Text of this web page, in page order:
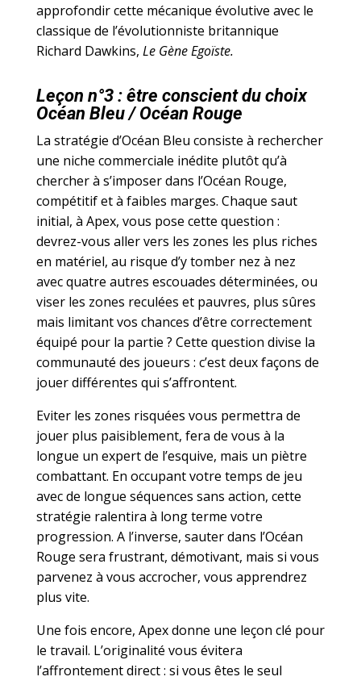
approfondir cette mécanique évolutive avec le
classique de l’évolutionniste britannique
Richard Dawkins, Le Gène Egoïste.
Leçon n°3 : être conscient du choix
Océan Bleu / Océan Rouge
La stratégie d’Océan Bleu consiste à rechercher
une niche commerciale inédite plutôt qu’à
chercher à s’imposer dans l’Océan Rouge,
compétitif et à faibles marges. Chaque saut
initial, à Apex, vous pose cette question :
devrez-vous aller vers les zones les plus riches
en matériel, au risque d’y tomber nez à nez
avec quatre autres escouades déterminées, ou
viser les zones reculées et pauvres, plus sûres
mais limitant vos chances d’être correctement
équipé pour la partie ? Cette question divise la
communauté des joueurs : c’est deux façons de
jouer différentes qui s’affrontent.
Eviter les zones risquées vous permettra de
jouer plus paisiblement, fera de vous à la
longue un expert de l’esquive, mais un piètre
combattant. En occupant votre temps de jeu
avec de longue séquences sans action, cette
stratégie ralentira à long terme votre
progression. A l’inverse, sauter dans l’Océan
Rouge sera frustrant, démotivant, mais si vous
parvenez à vous accrocher, vous apprendrez
plus vite.
Une fois encore, Apex donne une leçon clé pour
le travail. L’originalité vous évitera
l’affrontement direct : si vous êtes le seul